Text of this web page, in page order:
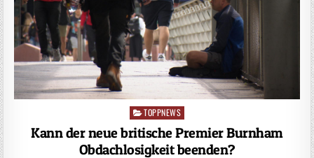
Posted
in
TOPPNEWS
Kann der neue britische Premier Burnham
Obdachlosigkeit beenden?